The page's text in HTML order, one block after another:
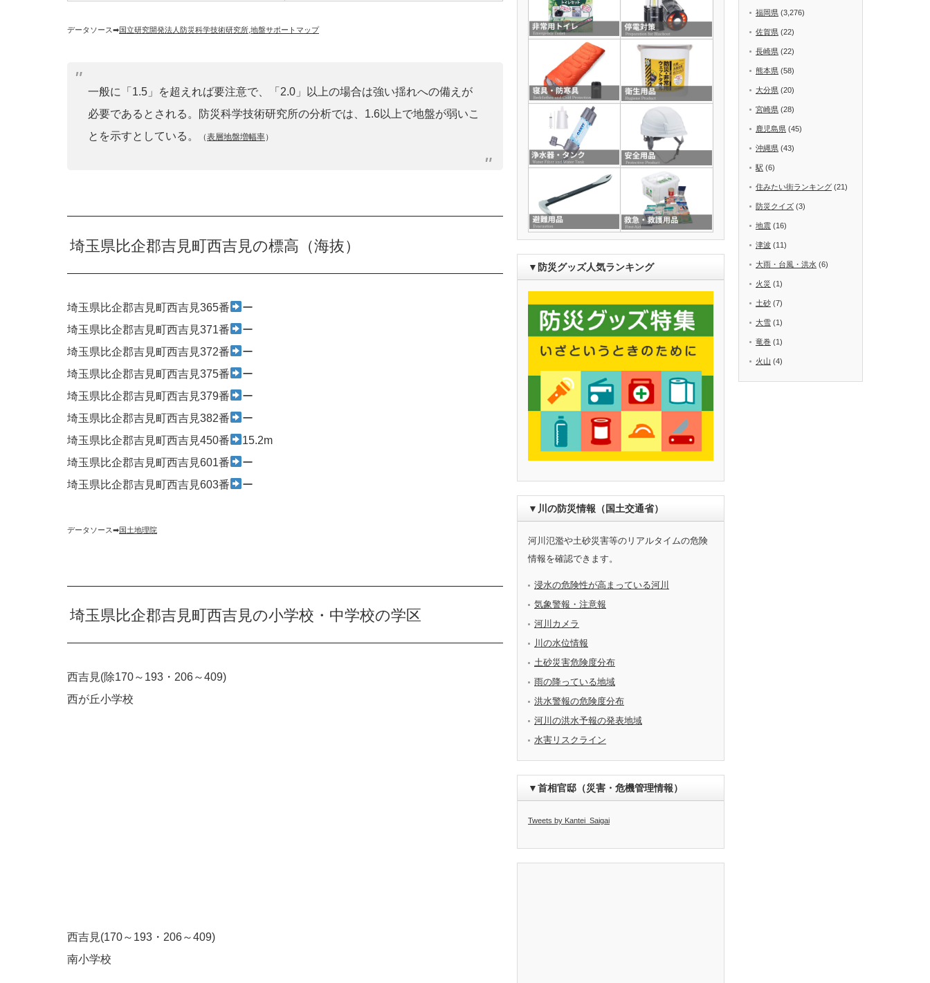
データソース➡︎国立研究開発法人防災科学技術研究所 地盤サポートマップ
一般に「1.5」を超えれば要注意で、「2.0」以上の場合は強い揺れへの備えが
必要であるとされる。防災科学技術研究所の分析では、1.6以上で地盤が弱いこ
とを示すとしている。
（表層地盤増幅率）
埼玉県比企郡吉見町西吉見の標高（海抜）
埼玉県比企郡吉見町西吉見365番
ー
埼玉県比企郡吉見町西吉見371番
ー
埼玉県比企郡吉見町西吉見372番
ー
埼玉県比企郡吉見町西吉見375番
ー
埼玉県比企郡吉見町西吉見379番
ー
埼玉県比企郡吉見町西吉見382番
ー
埼玉県比企郡吉見町西吉見450番
15.2m
埼玉県比企郡吉見町西吉見601番
ー
埼玉県比企郡吉見町西吉見603番
ー
データソース➡︎国土地理院
埼玉県比企郡吉見町西吉見の小学校・中学校の学区
西吉見(除170～193・206～409)
西が丘小学校
西吉見(170～193・206～409)
南小学校
▼防災グッズ人気ランキング
▼川の防災情報（国土交通省）
河川氾濫や土砂災害等のリアルタイムの危険
情報を確認できます。
浸水の危険性が高まっている河川
気象警報・注意報
河川カメラ
川の水位情報
土砂災害危険度分布
雨の降っている地域
洪水警報の危険度分布
河川の洪水予報の発表地域
水害リスクライン
▼首相官邸（災害・危機管理情報）
Tweets by Kantei_Saigai
福岡県 (3,276)
佐賀県 (22)
長崎県 (22)
熊本県 (58)
大分県 (20)
宮崎県 (28)
鹿児島県 (45)
沖縄県 (43)
駅 (6)
住みたい街ランキング (21)
防災クイズ (3)
地震 (16)
津波 (11)
大雨・台風・洪水 (6)
火災 (1)
土砂 (7)
大雪 (1)
竜巻 (1)
火山 (4)